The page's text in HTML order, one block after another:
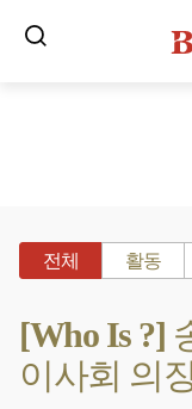
전체 활동
[Who Is ?]
이사회 의